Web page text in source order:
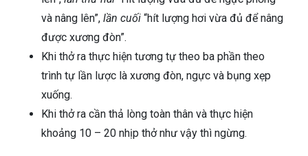
và nâng lên”, lần cuối “hít lượng hơi vừa đủ để nâng
được xương đòn”.
Khi thở ra thực hiện tương tự theo ba phần theo
trình tự lần lược là xương đòn, ngực và bụng xẹp
xuống.
Khi thở ra cần thả lòng toàn thân và thực hiện
khoảng 10 – 20 nhịp thở như vậy thì ngừng.